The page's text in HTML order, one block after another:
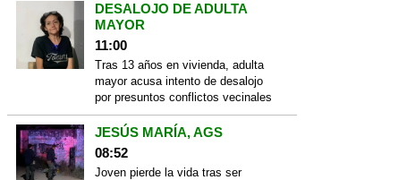
DESALOJO DE ADULTA
MAYOR
11:00
Tras 13 años en vivienda, adulta
mayor acusa intento de desalojo
por presuntos conflictos vecinales
JESÚS MARÍA, AGS
08:52
Joven pierde la vida tras ser